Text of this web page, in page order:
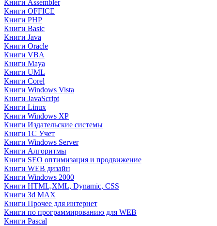
Книги Assembler
Книги OFFICE
Книги PHP
Книги Basic
Книги Java
Книги Oracle
Книги VBA
Книги Maya
Книги UML
Книги Corel
Книги Windows Vista
Книги JavaScript
Книги Linux
Книги Windows XP
Книги Издательские системы
Книги 1C Учет
Книги Windows Server
Книги Алгоритмы
Книги SEO оптимизация и продвижение
Книги WEB дизайн
Книги Windows 2000
Книги HTML,XML, Dynamic, CSS
Книги 3d MAX
Книги Прочее для интернет
Книги по программированию для WEB
Книги Pascal